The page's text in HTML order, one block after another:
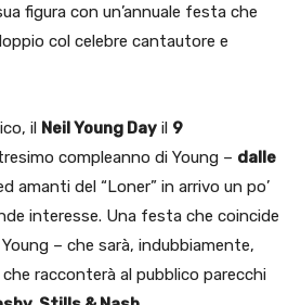
figura con un’annuale festa che
col celebre cantautore e
il Neil Young Day il 9
compleanno di Young – dalle
del “Loner” in arrivo un po’
interesse. Una festa che coincide
– che sarà, indubbiamente,
che racconterà al pubblico parecchi